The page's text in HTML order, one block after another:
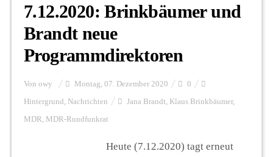
7.12.2020: Brinkbäumer und
Brandt neue
Programmdirektoren
Von owy Montag, 07. Dezember 2020 0
Hintergrund, Nachrichten Jana Brandt, Klaus Brinkbäumer,
MDR, MDR-Rundfunkrat
Heute (7.12.2020) tagt erneut